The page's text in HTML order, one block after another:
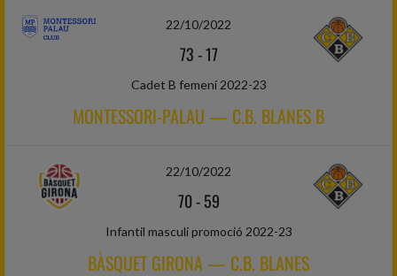
22/10/2022
73-17
Cadet B femení 2022-23
MONTESSORI-PALAU — C.B. BLANES B
22/10/2022
70-59
Infantil masculí promoció 2022-23
BÀSQUET GIRONA — C.B. BLANES